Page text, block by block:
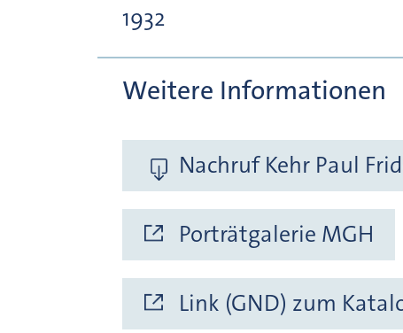
1932
Weitere Informationen
Nachruf Kehr Paul
Porträtgalerie MGH
Link (GND) zum